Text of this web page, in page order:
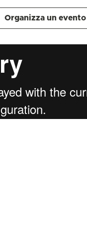
Organizza un evento